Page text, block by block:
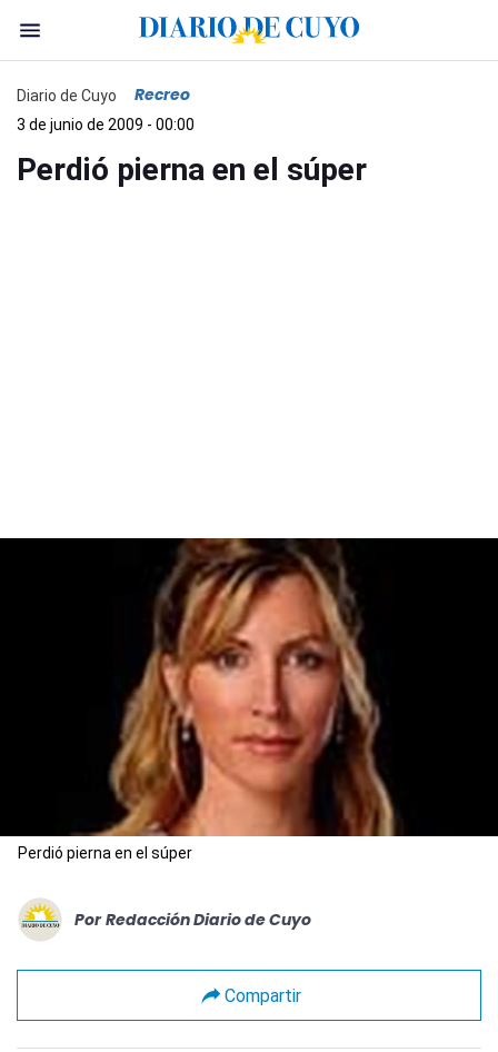
Diario de Cuyo Recreo
3 de junio de 2009 - 00:00
Perdió pierna en el súper
Perdió pierna en el súper
Por Redacción Diario de Cuyo
Compartir